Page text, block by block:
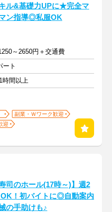
ル&基礎力UPに★完全マ
ン指導◎私服OK
～2650円＋交通費
ート
時間以上
副業・Ｗワーク歓迎
迎
司のホール(17時～)】週2
OK！初バイトに◎自動案内
の手助けも♪